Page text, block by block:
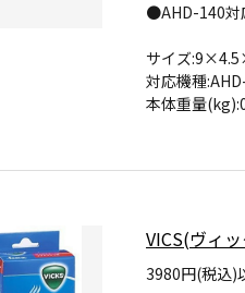
●AHD-140対
サイズ
対応機種
本体重量
VICS(ヴィ
3980円(税込)